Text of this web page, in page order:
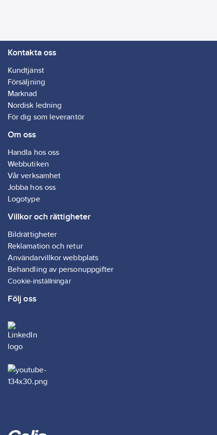
Maskeringstejp
Professional kan du
förverkliga alla dina
målningsprojekt
inomhus och utomhus
och få professionella
rivtålighet och
förmåga att tas bort
utan att skada
underlaget gör den till
den perfekta
lösningen för
målningsarbeten.
Artikelnr: 5001001966
Lev.
artikelnr:
56270-00000-03
Ean
artikelnr:
4042448150059
artikelnr:
Kontakta oss
Kundtjänst
Försäljning
Marknad
Nordisk ledning
För dig som leverantör
Om oss
Handla hos oss
Webbutiken
Vår verksamhet
Jobba hos oss
Logotype
Villkor och rättigheter
Bildrättigheter
Reklamation och retur
Användarvillkor webbplats
Behandling av personuppgifter
Cookie-inställningar
Följ oss